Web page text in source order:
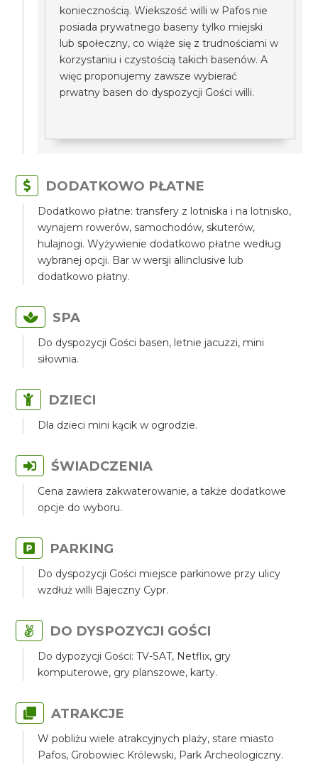
koniecznością. Wiekszość willi w Pafos nie
posiada prywatnego baseny tylko miejski
lub społeczny, co wiąże się z trudnościami w
korzystaniu i czystością takich basenów. A
więc proponujemy zawsze wybierać
prwatny basen do dyspozycji Gości willi.
DODATKOWO PŁATNE
Dodatkowo płatne: transfery z lotniska i na lotnisko,
wynajem rowerów, samochodów, skuterów,
hulajnogi. Wyżywienie dodatkowo płatne według
wybranej opcji. Bar w wersji allinclusive lub
dodatkowo płatny.
SPA
Do dyspozycji Gości basen, letnie jacuzzi, mini
siłownia.
DZIECI
Dla dzieci mini kącik w ogrodzie.
ŚWIADCZENIA
Cena zawiera zakwaterowanie, a także dodatkowe
opcje do wyboru.
PARKING
Do dyspozycji Gości miejsce parkinowe przy ulicy
wzdłuż willi Bajeczny Cypr.
DO DYSPOZYCJI GOŚCI
Do dypozycji Gości: TV-SAT, Netflix, gry
komputerowe, gry planszowe, karty.
ATRAKCJE
W pobliżu wiele atrakcyjnych plaży, stare miasto
Pafos, Grobowiec Królewski, Park Archeologiczny.